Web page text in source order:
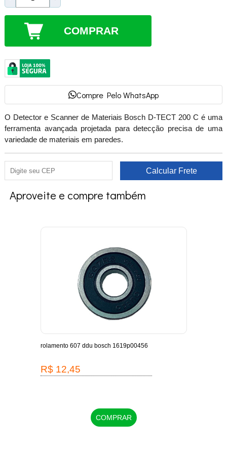
COMPRAR
Compre Pelo WhatsApp
O Detector e Scanner de Materiais Bosch D-TECT 200 C é uma
ferramenta avançada projetada para detecção precisa de uma
variedade de materiais em paredes.
Aproveite e compre também
rolamento 607 ddu bosch 1619p00456
R$ 12,45
COMPRAR